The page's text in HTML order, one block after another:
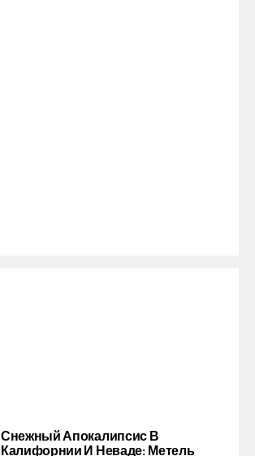
Снежный Апокалипсис В
Калифорнии И Неваде: Метель